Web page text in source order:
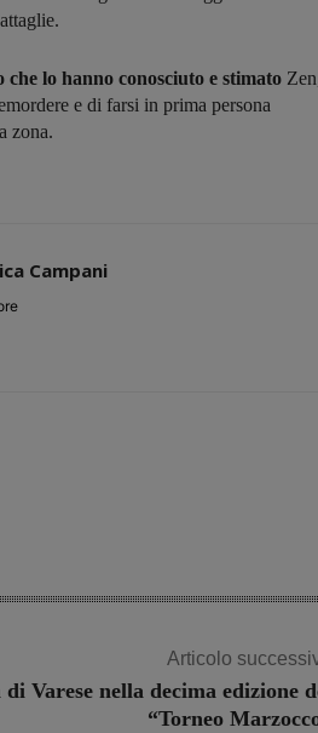
lo hanno conosciuto e stimato
e di farsi in prima persona
zona.
Campani
Articolo
Varese nella decima edizione
“Torneo